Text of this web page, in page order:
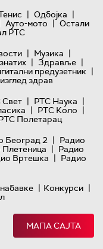
| Одбојка |
Ауто-мото | Остали
РТС
| Музика |
| Здравље |
предузетник |
здрав
Свет | РТС Наука |
| РТС Коло |
Полетарац
Београд 2 | Радио
Плетеница | Радио
Вртешка | Радио
| Конкурси |
МАПА САЈТА